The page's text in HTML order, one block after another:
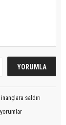
saldırı